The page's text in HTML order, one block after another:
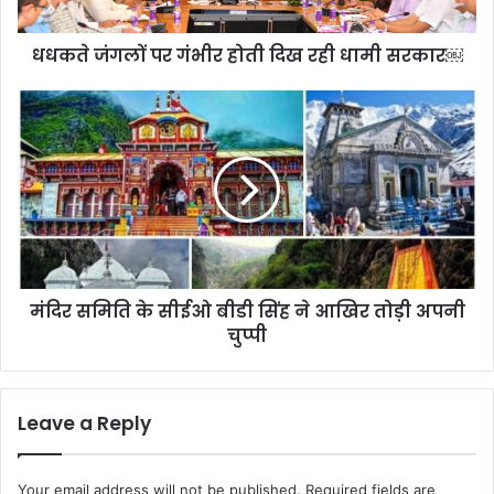
धामी
सरकार
धधकते जंगलों पर गंभीर होती दिख रही धामी सरकार￼
मंदिर
समिति
के
सीईओ
बीडी
सिंह
ने
आखिर
तोड़ी
अपनी
मंदिर समिति के सीईओ बीडी सिंह ने आखिर तोड़ी अपनी
चुप्पी
Leave a Reply
Your email address will not be published. Required fields are